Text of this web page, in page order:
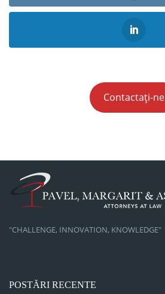
Contactați-ne
"CHALLENGE, INNOVATION, KNOWLEDGE"
POSTĂRI RECENTE